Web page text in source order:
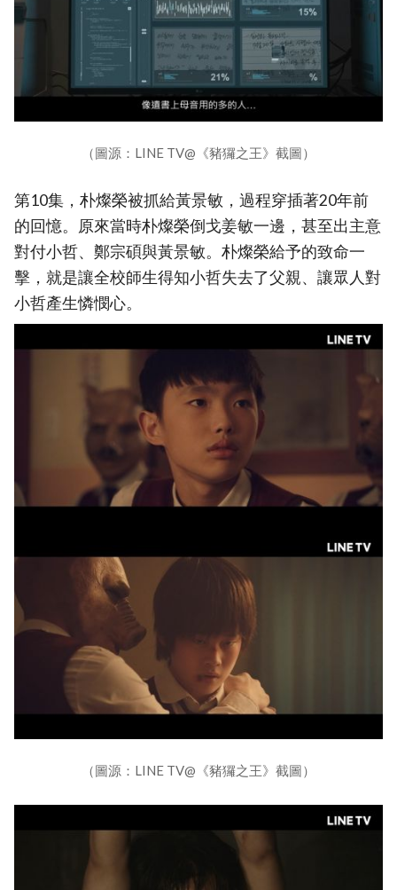
（圖源：LINE TV@《豬玀之王》截圖）
第10集，朴燦榮被抓給黃景敏，過程穿插著20年前
的回憶。原來當時朴燦榮倒戈姜敏一邊，甚至出主意
對付小哲、鄭宗碩與黃景敏。朴燦榮給予的致命一
擊，就是讓全校師生得知小哲失去了父親、讓眾人對
小哲產生憐憫心。
（圖源：LINE TV@《豬玀之王》截圖）